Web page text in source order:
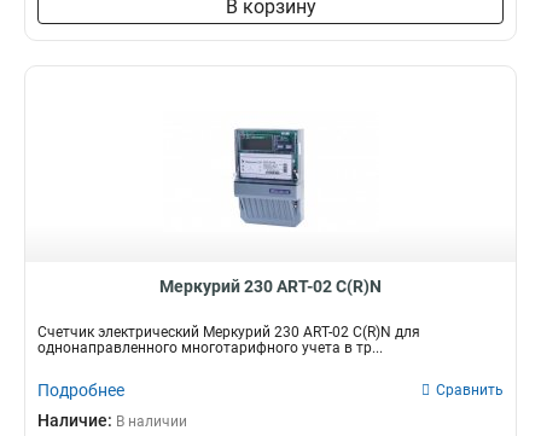
В корзину
Меркурий 230 АRT-02 С(R)N
Счетчик электрический Меркурий 230 АRT-02 С(R)N для
однонаправленного многотарифного учета в тр...
Подробнее Сравнить
Наличие: В наличии